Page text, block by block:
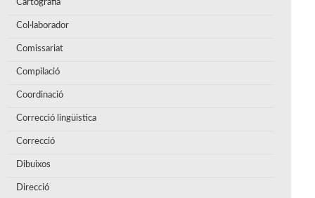
Cartografia
Col·laborador
Comissariat
Compilació
Coordinació
Correcció lingüistica
Correcció
Dibuixos
Direcció